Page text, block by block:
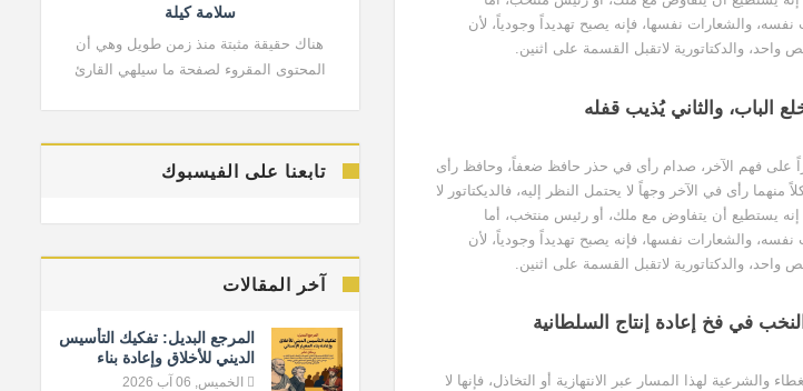
نفسه، والشعارات نفسها، فإنه يصبح تهديداً وجودياً، لأن
والدكتاتورية لاتقبل القسمة على اثنين.
الباب، والثاني يُذيب قفله
على فهم الآخر، صدام رأى في حذر حافظ ضعفاً، وحافظ رأى
رأى في الآخر وجهاً لا يحتمل النظر إليه، فالديكتاتور لا
يستطيع أن يتفاوض مع ملك، أو رئيس منتخب، أما
نفسه، والشعارات نفسها، فإنه يصبح تهديداً وجودياً، لأن
والدكتاتورية لاتقبل القسمة على اثنين.
في فخ إعادة إنتاج السلطانية
والشرعية لهذا المسار عبر الانتهازية أو التخاذل، فإنها لا
سلامة كيلة
هناك حقيقة مثبتة منذ زمن طويل وهي أن
المحتوى المقروء لصفحة ما سيلهي القارئ
تابعنا على الفيسبوك
آخر المقالات
المرجع البديل: تفكيك التأسيس
الديني للأخلاق وإعادة بناء
المعيار الإنساني
الخميس, 06 آب 2026